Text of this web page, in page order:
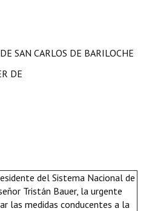
SAN CARLOS DE BARILOCHE
DE
del Sistema Nacional de
Tristán Bauer, la urgente
las medidas conducentes a la